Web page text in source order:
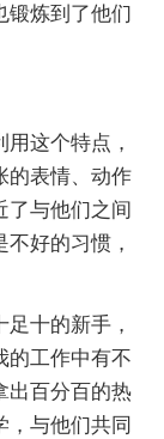
锻炼到了他们
这个特点，
的表情、动作
了与他们之间
好的习惯，
十的新手，
的工作中有不
出百分百的热
，与他们共同